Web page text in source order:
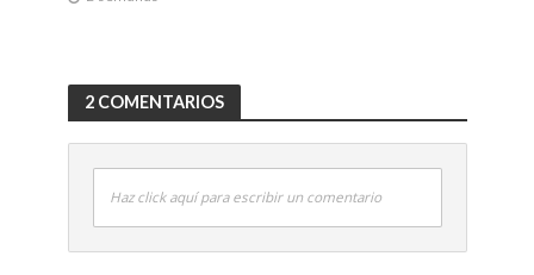
2 COMENTARIOS
Haz click aquí para escribir un comentario